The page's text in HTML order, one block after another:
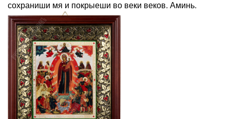
сохраниши мя и покрыеши во веки веков. Аминь.